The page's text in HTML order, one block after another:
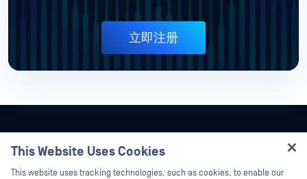
立即注册
This Website Uses Cookies
This website uses tracking technologies, such as cookies, to enable our
Hey there!